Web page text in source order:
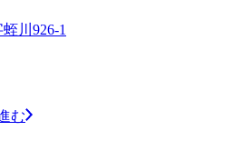
川926-1
む